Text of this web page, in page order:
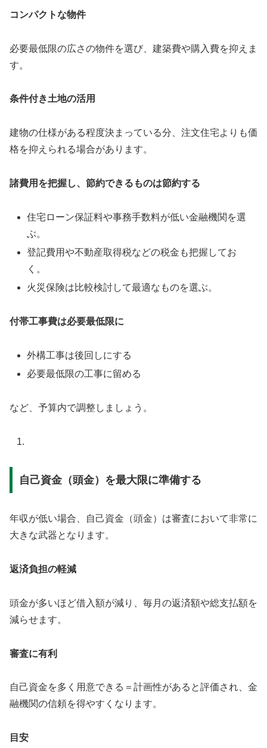
コンパクトな物件
必要最低限の広さの物件を選び、建築費や購入費を抑えま
す。
条件付き土地の活用
建物の仕様がある程度決まっている分、注文住宅よりも価
格を抑えられる場合があります。
諸費用を把握し、節約できるものは節約する
住宅ローン保証料や事務手数料が低い金融機関を選
ぶ。
登記費用や不動産取得税などの税金も把握してお
く。
火災保険は比較検討して最適なものを選ぶ。
付帯工事費は必要最低限に
外構工事は後回しにする
必要最低限の工事に留める
など、予算内で調整しましょう。
自己資金（頭金）を最大限に準備する
年収が低い場合、自己資金（頭金）は審査において非常に
大きな武器となります。
返済負担の軽減
頭金が多いほど借入額が減り、毎月の返済額や総支払額を
減らせます。
審査に有利
自己資金を多く用意できる＝計画性があると評価され、金
融機関の信頼を得やすくなります。
目安